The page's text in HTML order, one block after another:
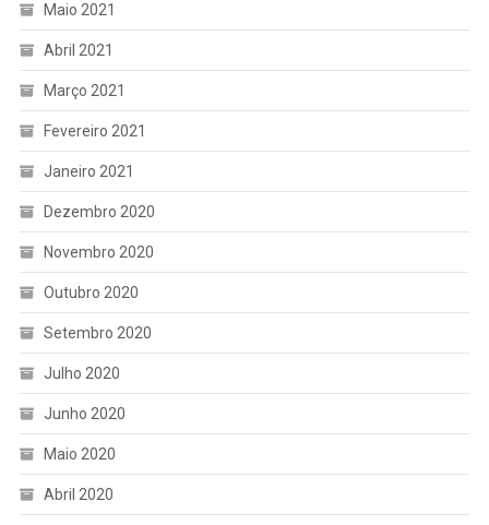
Maio 2021
Abril 2021
Março 2021
Fevereiro 2021
Janeiro 2021
Dezembro 2020
Novembro 2020
Outubro 2020
Setembro 2020
Julho 2020
Junho 2020
Maio 2020
Abril 2020